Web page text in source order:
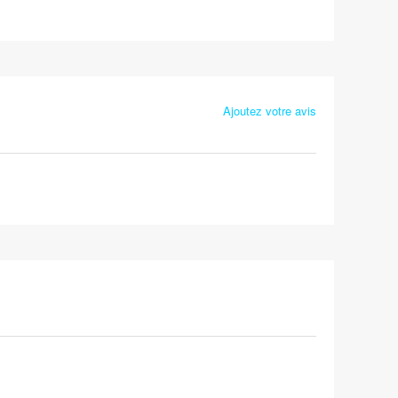
Ajoutez votre avis